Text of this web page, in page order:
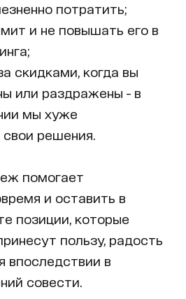
потратить;
и не повышать его в
скидками, когда вы
или раздражены - в
мы хуже
решения.
помогает
и оставить в
позиции, которые
пользу, радость
впоследствии в
совести.